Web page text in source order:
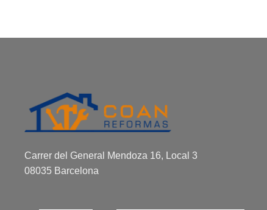
Carrer del General Mendoza 16, Local 3
08035 Barcelona